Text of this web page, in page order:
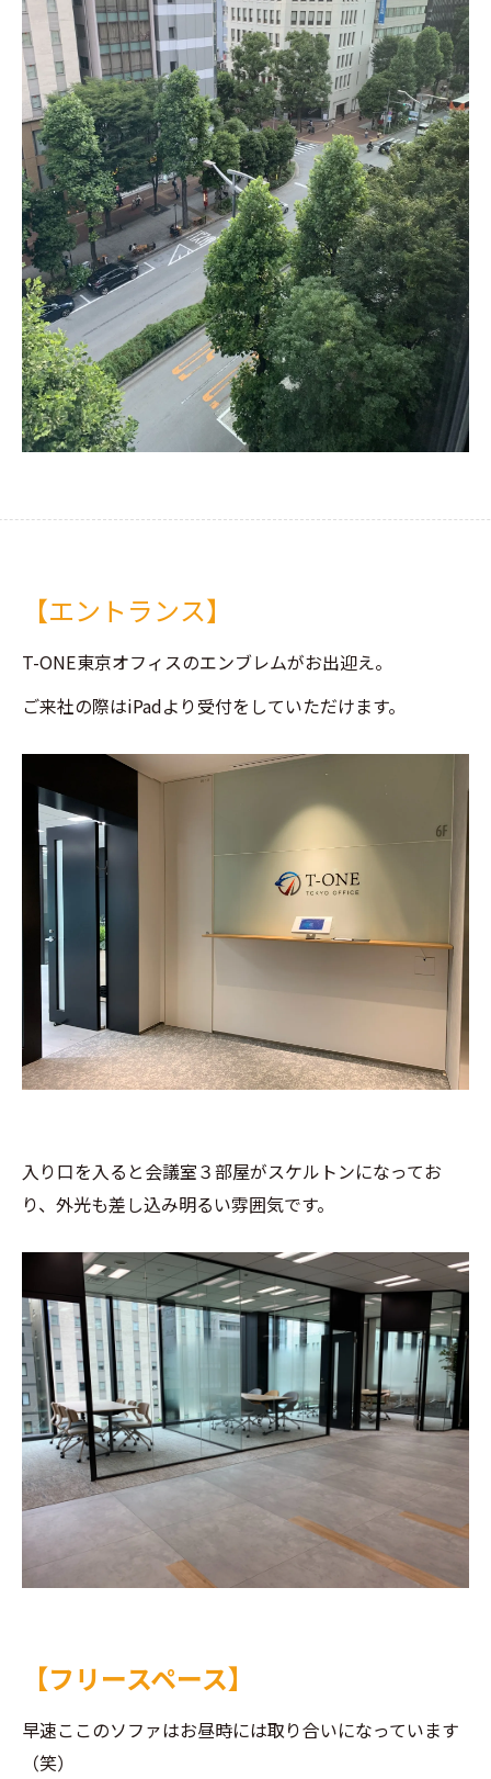
【エントランス】
T-ONE東京オフィスのエンブレムがお出迎え。
ご来社の際はiPadより受付をしていただけます。
入り口を入ると会議室３部屋がスケルトンになってお
り、外光も差し込み明るい雰囲気です。
【フリースペース】
早速ここのソファはお昼時には取り合いになっています
（笑）